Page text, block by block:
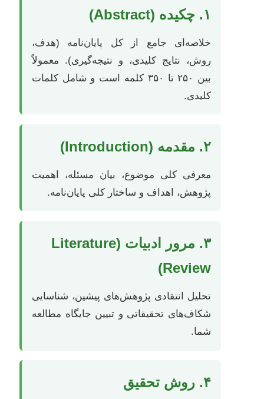
۱. چکیده (Abstract)
خلاصه‌ای جامع از کل پایان‌نامه (هدف،
روش، نتایج کلیدی، و نتیجه‌گیری). معمولاً
بین ۲۵۰ تا ۳۵۰ کلمه است و شامل کلمات
کلیدی.
۲. مقدمه (Introduction)
معرفی کلی موضوع، بیان مسئله، اهمیت
پژوهش، اهداف و ساختار کلی پایان‌نامه.
۳. مرور ادبیات (Literature
Review)
تحلیل انتقادی پژوهش‌های پیشین، شناسایی
شکاف‌های تحقیقاتی و تبیین جایگاه مطالعه
شما.
۴. روش تحقیق